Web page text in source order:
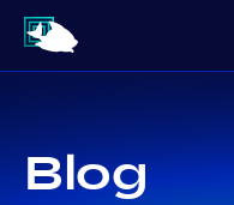
Blog